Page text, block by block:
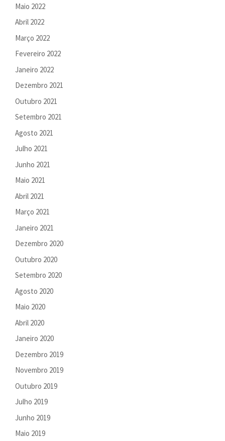
Maio 2022
Abril 2022
Março 2022
Fevereiro 2022
Janeiro 2022
Dezembro 2021
Outubro 2021
Setembro 2021
Agosto 2021
Julho 2021
Junho 2021
Maio 2021
Abril 2021
Março 2021
Janeiro 2021
Dezembro 2020
Outubro 2020
Setembro 2020
Agosto 2020
Maio 2020
Abril 2020
Janeiro 2020
Dezembro 2019
Novembro 2019
Outubro 2019
Julho 2019
Junho 2019
Maio 2019